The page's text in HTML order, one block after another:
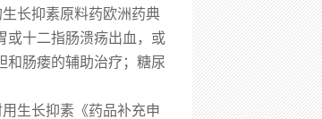
长抑素原料药欧洲药典
或十二指肠溃疡出血，或
和肠瘘的辅助治疗；糖尿
生长抑素《药品补充申